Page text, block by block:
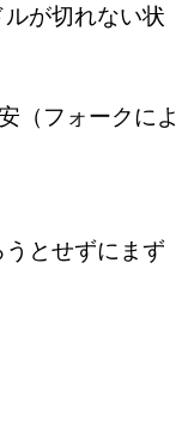
が切れない状
（フォークによ
とせずにまず